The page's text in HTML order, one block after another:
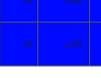
24 ≤280